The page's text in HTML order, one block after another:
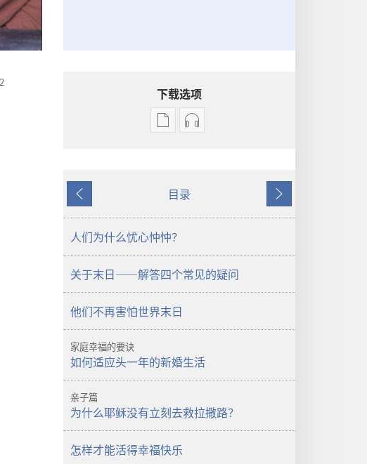
下载选项
出
载
项
守
台
2010
年
8
音
2010
年
月
上
一
页
目录
下
一
人们为什么忧心忡忡？
关于末日——解答四个常见的疑问
他们不再害怕世界末日
家庭幸福的要诀
如何适应头一年的新婚生活
亲子篇
为什么耶稣没有立刻去救拉撒路？
怎样才能活得幸福快乐